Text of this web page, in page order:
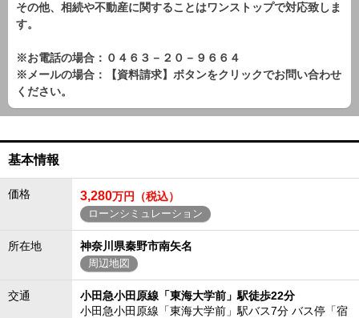
その他、相続や不動産に関することはワンストップで対応致しま
す。
※お電話の場合：０４６３－２０－９６６４
※メールの場合：【資料請求】ボタンをクリックでお問い合わせ
ください。
基本情報
価格 3,280万円（税込）
ローンシミュレーション
所在地 神奈川県秦野市南矢名
周辺地図
交通
小田急小田原線「東海大学前」駅徒歩22分
小田急小田原線「東海大学前」駅バス7分 バス停「宿